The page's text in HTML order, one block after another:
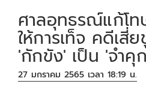
ศาลอุทธรณ์แก้โ
ให้การเท็จ คดีเสี่
'กักขัง' เป็น 'จำคุ
27 มกราคม 2565 เวลา 18:19 น.